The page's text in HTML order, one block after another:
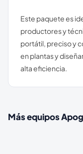
Este paquete es
productores y
portátil, preciso y
en plantas y
alta eficiencia.
Más equipos